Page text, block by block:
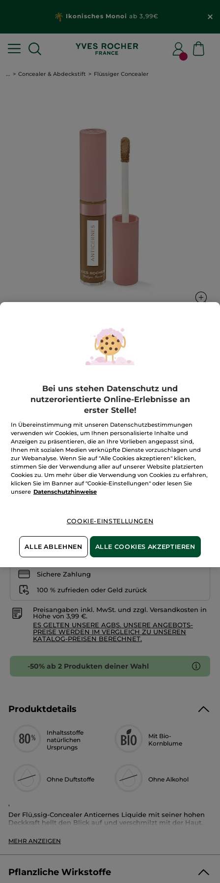
Ikonisches Monoi ab 3,99€
... Concealer & Abdeckstift Flüssiger Concealer
Flüssiger Concealer
4.0 ★★★★★
★★★★★
Sternen.
Bewertungen
anzeigen.
Flüssiger
Concealer
(335)BEWERTUNG VERFASSEN
21,90€
312,86€ / 100ml
Braun 700
+10
Menge
IN DEN WARENKORB
Freie Versandkosten ab 20€
Sichere Zahlung
100 % zufrieden oder Geld zurück
Preisangaben inkl. MwSt. und zzgl. Versandkosten in
Höhe von 3,99 €.
ES GELTEN UNSERE AGBS. UNSERE ANGEBOTS-
PREISE WERDEN IM VERGLEICH ZU UNSEREN
KATALOG-PREISEN BERECHNET.
-50% ab 2 Produkten deiner Wahl
Produktdetails
Inhaltsstoffe
natürlichen
Ursprungs
Mit Bio-
Kornblume
Ohne Duftstoffe Ohne Alkohol
'
Der Flü,ssig-Concealer Anticernes Liquide mit seiner hohen
Deckkraft hellt den Blick auf und verschmilzt mit der Haut.
Kornblumen, die aus La Gacilly in der Bretagne stammen.
Vorteile:
Flü,ssige Textur, einfach aufzutragen und zu verarbeiten.
MEHR ANZEIGEN
Pflanzliche Wirkstoffe
Bei uns stehen Datenschutz und
nutzerorientierte Online-Erlebnisse an
erster Stelle!
In Übereinstimmung mit unseren Datenschutzbestimmungen
verwenden wir Cookies, um Ihnen personalisierte Inhalte und
Anzeigen zu präsentieren, die an Ihre Vorlieben angepasst sind,
Ihnen mit sozialen Medien verknüpfte Dienste vorzuschlagen und
zur Webanalyse. Wenn Sie auf "Alle Cookies akzeptieren" klicken,
stimmen Sie der Verwendung aller auf unserer Website platzierten
Cookies zu. Um mehr über die Verwendung von Cookies zu erfahren,
klicken Sie im Banner auf "Cookie-Einstellungen" oder lesen Sie
unsere Datenschutzhinweise
COOKIE-EINSTELLUNGEN
ALLE ABLEHNEN ALLE COOKIES AKZEPTIEREN